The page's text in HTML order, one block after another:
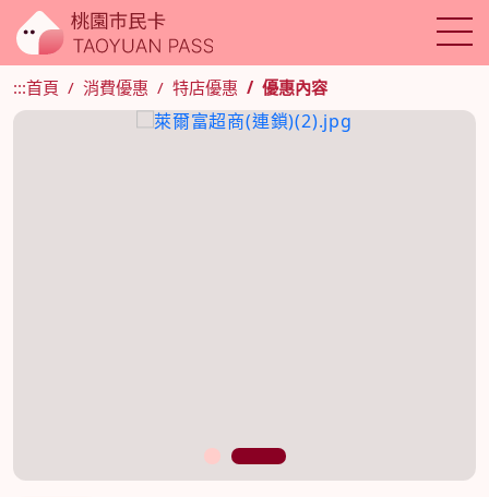
:::首頁 消費優惠 特店優惠 優惠內容
1 2